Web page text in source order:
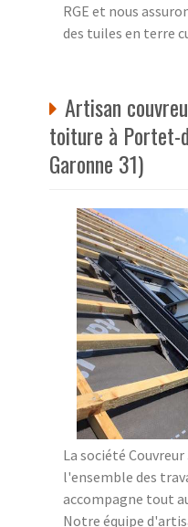
RGE et nous
des tuiles en terre
Artisan
toiture à Portet-
Garonne 31)
La société
l'ensemble des
accompagne tout
Notre équipe